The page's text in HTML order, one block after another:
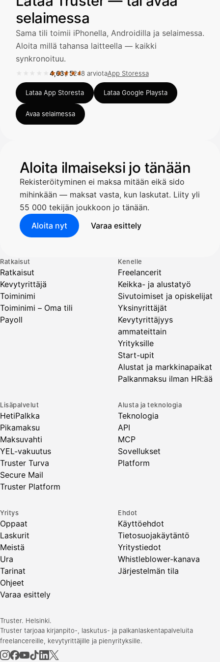
Avustaja
Avaa Kuitit-välilehti ja valitse
Truster lukee summan ja
automaattisesti — tarkista tiedot
Kirjoita viesti…
selaimessa
Sama tili toimii iPhonella, Androidilla ja selaimessa.
Aloita millä tahansa laitteella — kaikki
synkronoituu.
★★★★★
Arvosana 4,63 / 5 App Storessa, 248 arviota.
4,63/5248 arviotaApp Storessa
Lataa App Storesta Lataa Google Playsta
Avaa selaimessa
Aloita ilmaiseksi jo tänään
Rekisteröityminen ei maksa mitään eikä sido
mihinkään — maksat vasta, kun laskutat. Liity yli
55 000 tekijän joukkoon jo tänään.
Aloita nyt
Varaa esittely
Ratkaisut
Ratkaisut
Kevytyrittäjä
Toiminimi
Toiminimi – Oma tili
Payoll
Kenelle
Freelancerit
Keikka- ja alustatyö
Sivutoimiset ja opiskelijat
Yksinyrittäjät
Kevytyrittäjyys
ammateittain
Yrityksille
Start-upit
Alustat ja markkinapaikat
Palkanmaksu ilman HR:ää
Lisäpalvelut
HetiPalkka
Pikamaksu
Maksuvahti
YEL-vakuutus
Truster Turva
Secure Mail
Truster Platform
Alusta ja teknologia
Teknologia
API
MCP
Sovellukset
Platform
Yritys
Oppaat
Laskurit
Meistä
Ura
Tarinat
Ohjeet
Varaa esittely
Ehdot
Käyttöehdot
Tietosuojakäytäntö
Yritystiedot
Whistleblower-kanava
Järjestelmän tila
Truster. Helsinki.
Truster tarjoaa kirjanpito-, laskutus- ja palkanlaskentapalveluita
freelancereille, kevytyrittäjille ja pienyrityksille.